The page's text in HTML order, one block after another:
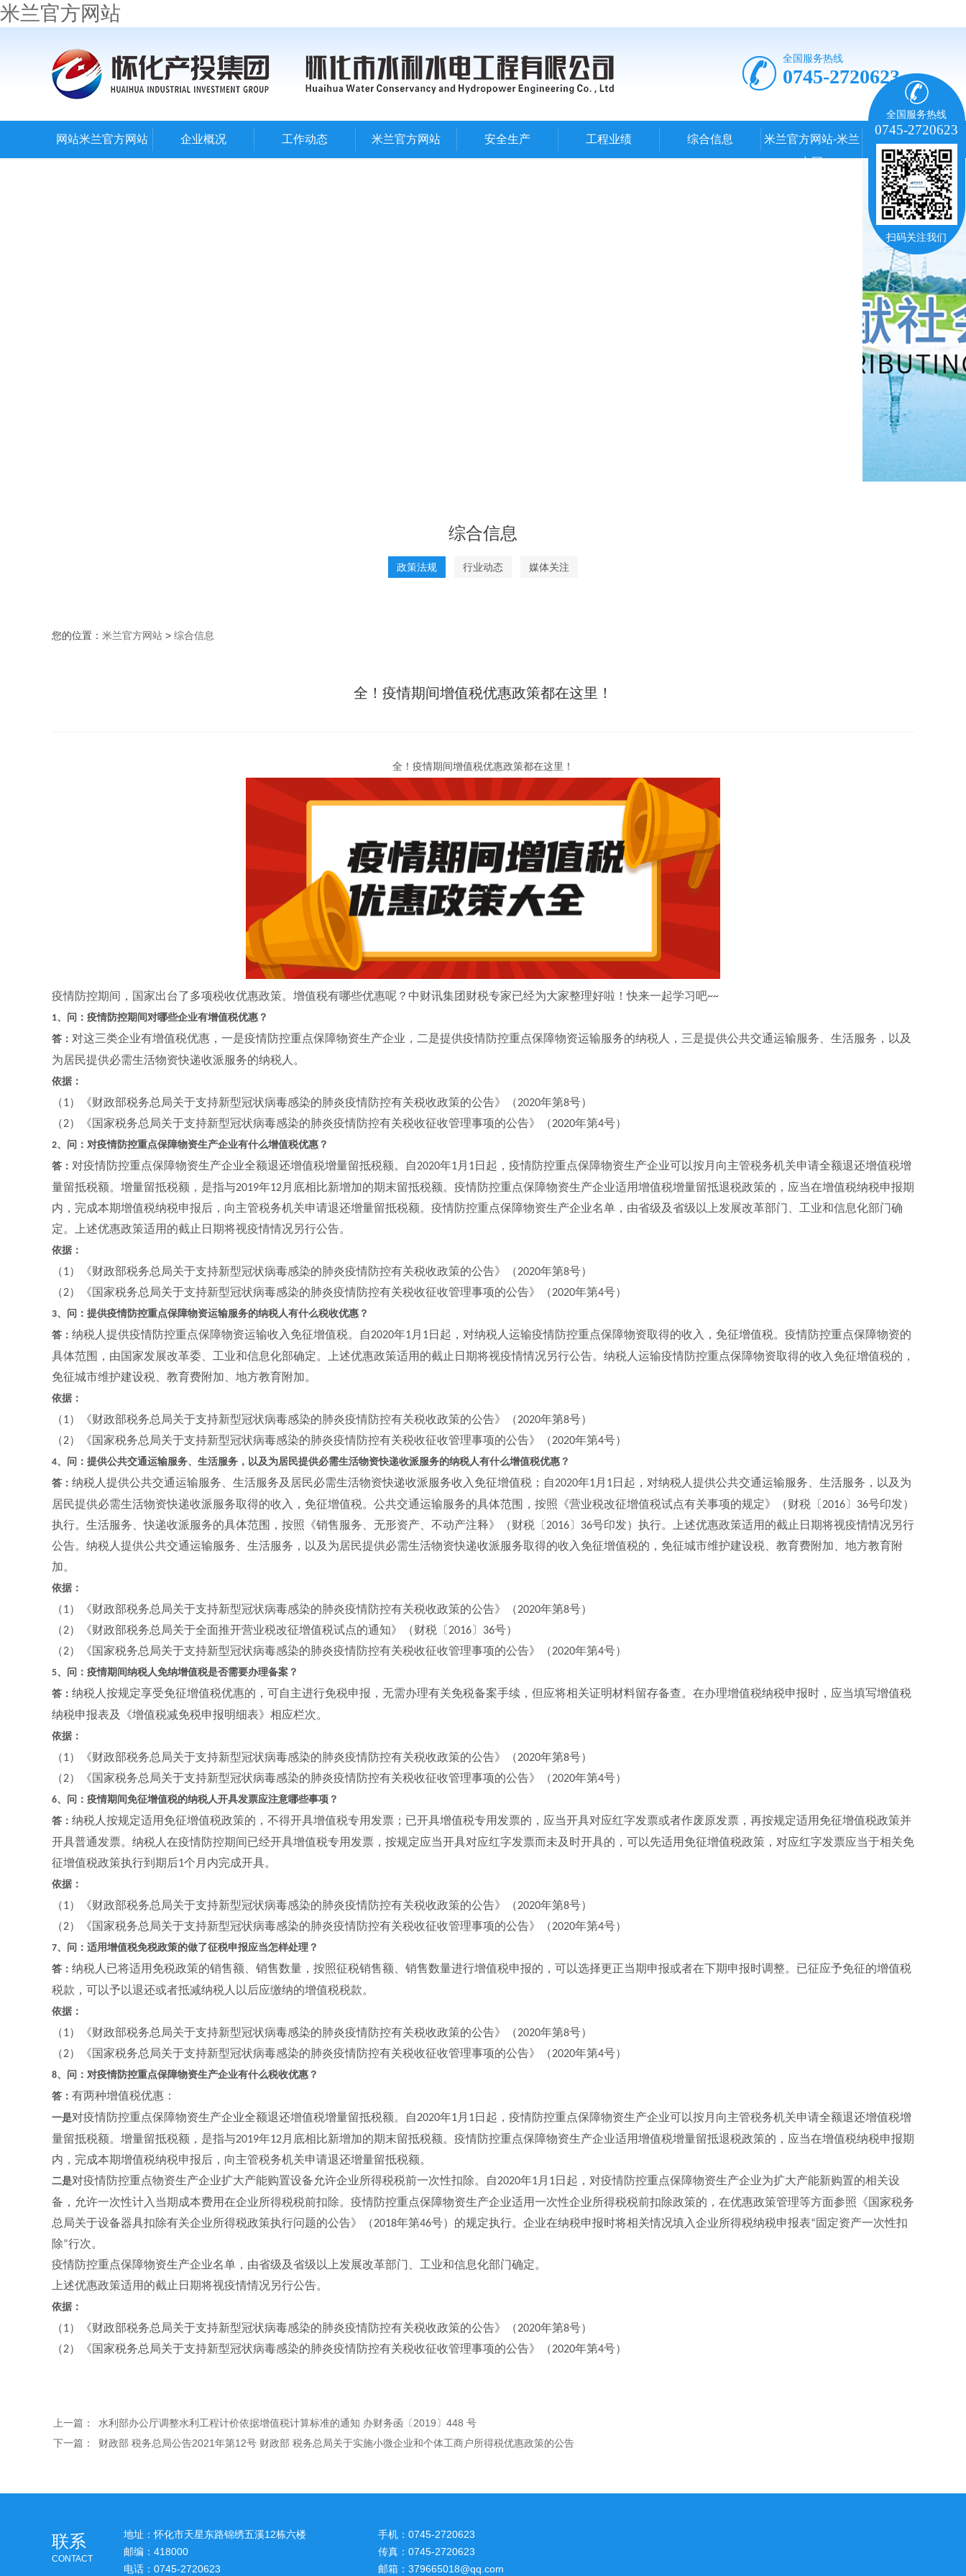
米兰官方网站
全国服务热线
0745-2720623
网站米兰官方网站 企业概况 工作动态 米兰官方网站 安全生产 工程业绩 综合信息
米兰官方网站-米兰
（中国）
综合信息
政策法规 行业动态 媒体关注
您的位置： 米兰官方网站 > 综合信息
全！疫情期间增值税优惠政策都在这里！
全！疫情期间增值税优惠政策都在这里！
疫情防控期间，国家出台了多项税收优惠政策。增值税有哪些优惠呢？中财讯集团财税专家已经为大家整理好啦！快来一起学习吧~~
1、问：疫情防控期间对哪些企业有增值税优惠？
答： 对这三类企业有增值税优惠，一是疫情防控重点保障物资生产企业，二是提供疫情防控重点保障物资运输服务的纳税人，三是提供公共交通运输服务、生活服务，以及
为居民提供必需生活物资快递收派服务的纳税人。
依据：
（1）《财政部税务总局关于支持新型冠状病毒感染的肺炎疫情防控有关税收政策的公告》（2020年第8号）
（2）《国家税务总局关于支持新型冠状病毒感染的肺炎疫情防控有关税收征收管理事项的公告》（2020年第4号）
2、问：对疫情防控重点保障物资生产企业有什么增值税优惠？
答： 对疫情防控重点保障物资生产企业全额退还增值税增量留抵税额。自2020年1月 1日起，疫情防控重点保障物资生产企业可以按月向主管税务机关申请全额退还增值税增
量留抵税额。增量留抵税额，是指与2019年12月底相比新增加的期末留抵税额。疫情防控重点保障物资生产企业适用增值税增量留抵退税政策的，应当在增值税纳税申报期
内，完成本期增值税纳税申报后，向主管税务机关申请退还增量留抵税额。疫情防控重点保障物资生产企业名单，由省级及省级以上发展改革部门、工业和信息化部门确
定。上述优惠政策适用的截止日期将视疫情情况另行公告。
依据：
（1）《财政部税务总局关于支持新型冠状病毒感染的肺炎疫情防控有关税收政策的公告》（2020年第8号）
（2）《国家税务总局关于支持新型冠状病毒感染的肺炎疫情防控有关税收征收管理事项的公告》（2020年第4号）
3、问：提供疫情防控重点保障物资运输服务的纳税人有什么税收优惠？
答： 纳税人提供疫情防控重点保障物资运输收入免征增值税。自2020年1月 1日起，对纳税人运输疫情防控重点保障物资取得的收入，免征增值税。疫情防控重点保障物资的
具体范围，由国家发展改革委、工业和信息化部确定。上述优惠政策适用的截止日期将视疫情情况另行公告。纳税人运输疫情防控重点保障物资取得的收入免征增值税的，
免征城市维护建设税、教育费附加、地方教育附加。
依据：
（1）《财政部税务总局关于支持新型冠状病毒感染的肺炎疫情防控有关税收政策的公告》（2020年第8号）
（2）《国家税务总局关于支持新型冠状病毒感染的肺炎疫情防控有关税收征收管理事项的公告》（2020年第4号）
4、问：提供公共交通运输服务、生活服务，以及为居民提供必需生活物资快递收派服务的纳税人有什么增值税优惠？
答： 纳税人提供公共交通运输服务、生活服务及居民必需生活物资快递收派服务收入免征增值税；自2020年1月 1日起，对纳税人提供公共交通运输服务、生活服务，以及为
居民提供必需生活物资快递收派服务取得的收入，免征增值税。公共交通运输服务的具体范围，按照《营业税改征增值税试点有关事项的规定》（财税〔2016〕 36号印发）
执行。生活服务、快递收派服务的具体范围，按照《销售服务、无形资产、不动产注释》（财税〔2016〕 36号印发）执行。上述优惠政策适用的截止日期将视疫情情况另行
公告。纳税人提供公共交通运输服务、生活服务，以及为居民提供必需生活物资快递收派服务取得的收入免征增值税的，免征城市维护建设税、教育费附加、地方教育附
加。
依据：
（1）《财政部税务总局关于支持新型冠状病毒感染的肺炎疫情防控有关税收政策的公告》（2020年第8号）
（2）《财政部税务总局关于全面推开营业税改征增值税试点的通知》（财税〔2016〕 36号）
（2）《国家税务总局关于支持新型冠状病毒感染的肺炎疫情防控有关税收征收管理事项的公告》（2020年第4号）
5、问：疫情期间纳税人免纳增值税是否需要办理备案？
答： 纳税人按规定享受免征增值税优惠的，可自主进行免税申报，无需办理有关免税备案手续，但应将相关证明材料留存备查。在办理增值税纳税申报时，应当填写增值税
纳税申报表及《增值税减免税申报明细表》相应栏次。
依据：
（1）《财政部税务总局关于支持新型冠状病毒感染的肺炎疫情防控有关税收政策的公告》（2020年第8号）
（2）《国家税务总局关于支持新型冠状病毒感染的肺炎疫情防控有关税收征收管理事项的公告》（2020年第4号）
6、问：疫情期间免征增值税的纳税人开具发票应注意哪些事项？
答： 纳税人按规定适用免征增值税政策的，不得开具增值税专用发票；已开具增值税专用发票的，应当开具对应红字发票或者作废原发票，再按规定适用免征增值税政策并
开具普通发票。纳税人在疫情防控期间已经开具增值税专用发票，按规定应当开具对应红字发票而未及时开具的，可以先适用免征增值税政策，对应红字发票应当于相关免
征增值税政策执行到期后1个月内完成开具。
依据：
（1）《财政部税务总局关于支持新型冠状病毒感染的肺炎疫情防控有关税收政策的公告》（2020年第8号）
（2）《国家税务总局关于支持新型冠状病毒感染的肺炎疫情防控有关税收征收管理事项的公告》（2020年第4号）
7、问：适用增值税免税政策的做了征税申报应当怎样处理？
答： 纳税人已将适用免税政策的销售额、销售数量，按照征税销售额、销售数量进行增值税申报的，可以选择更正当期申报或者在下期申报时调整。已征应予免征的增值税
税款，可以予以退还或者抵减纳税人以后应缴纳的增值税税款。
依据：
（1）《财政部税务总局关于支持新型冠状病毒感染的肺炎疫情防控有关税收政策的公告》（2020年第8号）
（2）《国家税务总局关于支持新型冠状病毒感染的肺炎疫情防控有关税收征收管理事项的公告》（2020年第4号）
8、问：对疫情防控重点保障物资生产企业有什么税收优惠？
答： 有两种增值税优惠：
一是对疫情防控重点保障物资生产企业全额退还增值税增量留抵税额。自2020年1月 1日起，疫情防控重点保障物资生产企业可以按月向主管税务机关申请全额退还增值税增
量留抵税额。增量留抵税额，是指与2019年12月底相比新增加的期末留抵税额。疫情防控重点保障物资生产企业适用增值税增量留抵退税政策的，应当在增值税纳税申报期
内，完成本期增值税纳税申报后，向主管税务机关申请退还增量留抵税额。
二是对疫情防控重点物资生产企业扩大产能购置设备允许企业所得税税前一次性扣除。自2020年1月 1日起，对疫情防控重点保障物资生产企业为扩大产能新购置的相关设
备，允许一次性计入当期成本费用在企业所得税税前扣除。疫情防控重点保障物资生产企业适用一次性企业所得税税前扣除政策的，在优惠政策管理等方面参照《国家税务
总局关于设备器具扣除有关企业所得税政策执行问题的公告》（2018年第46号）的规定执行。企业在纳税申报时将相关情况填入企业所得税纳税申报表“固定资产一次性扣
除”行次。
疫情防控重点保障物资生产企业名单，由省级及省级以上发展改革部门、工业和信息化部门确定。
上述优惠政策适用的截止日期将视疫情情况另行公告。
依据：
（1）《财政部税务总局关于支持新型冠状病毒感染的肺炎疫情防控有关税收政策的公告》（2020年第8号）
（2）《国家税务总局关于支持新型冠状病毒感染的肺炎疫情防控有关税收征收管理事项的公告》（2020年第4号）
上一篇：
水利部办公厅调整水利工程计价依据增值税计算标准的通知 办财务函〔2019〕448 号
下一篇：
财政部 税务总局公告2021年第12号 财政部 税务总局关于实施小微企业和个体工商户所得税优惠政策的公告
联系
CONTACT
地址：怀化市天星东路锦绣五溪12栋六楼
邮编：418000
电话：0745-2720623
手机：0745-2720623
传真：0745-2720623
邮箱：379665018@qq.com
全国服务热线
0745-2720623
扫码关注我们